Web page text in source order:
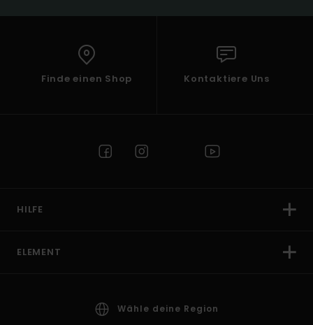
Finde einen Shop Kontaktiere Uns
HILFE
ELEMENT
Wähle deine Region